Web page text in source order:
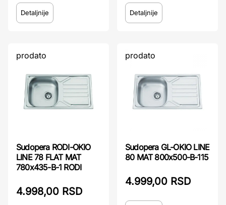
Detaljnije Detaljnije
prodato
Sudopera RODI-OKIO
LINE 78 FLAT MAT
780x435-B-1 RODI
4.998,00 RSD
prodato
Sudopera GL-OKIO LINE
80 MAT 800x500-B-115
4.999,00 RSD